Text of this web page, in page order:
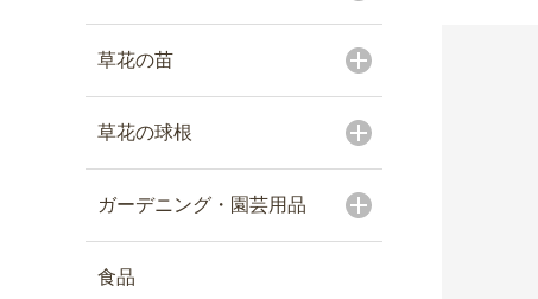
草花の苗
草花の球根
ガーデニング・園芸用品
食品